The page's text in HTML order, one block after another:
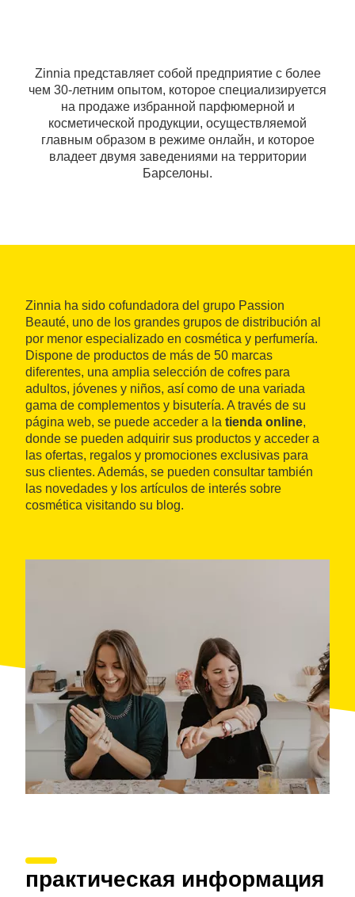
Zinnia представляет собой предприятие с более
чем 30-летним опытом, которое специализируется
на продаже избранной парфюмерной и
косметической продукции, осуществляемой
главным образом в режиме онлайн, и которое
владеет двумя заведениями на территории
Барселоны.
Zinnia ha sido cofundadora del grupo Passion
Beauté, uno de los grandes grupos de distribución al
por menor especializado en cosmética y perfumería.
Dispone de productos de más de 50 marcas
diferentes, una amplia selección de cofres para
adultos, jóvenes y niños, así como de una variada
gama de complementos y bisutería. A través de su
página web, se puede acceder a la tienda online,
donde se pueden adquirir sus productos y acceder a
las ofertas, regalos y promociones exclusivas para
sus clientes. Además, se pueden consultar también
las novedades y los artículos de interés sobre
cosmética visitando su blog.
практическая информация